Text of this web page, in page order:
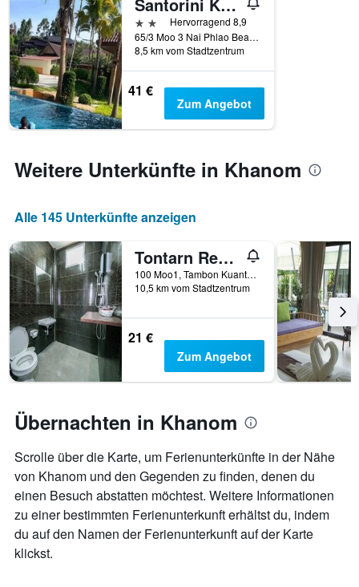
Achse,
die
den
durchschnittlichen
Zimmerpreis
anzeigt.
2 SterneHervorragend 8,9
65/3 Moo 3 Nai Phlao Beach T.Khanom, Khanom, Thailand
8,5 km vom Stadtzentrum
41 €
Zum Angebot
Weitere Unterkünfte in Khanom
Alle 145 Unterkünfte anzeigen
Tontarn Resort & Spa
100 Moo1, Tambon Kuanthong, Khanom, Nakhon Si Thammarat, 80120, Khanom, Thailand
10,5 km vom Stadtzentrum
21 €
Zum Angebot
Übernachten in Khanom
Scrolle über die Karte, um Ferienunterkünfte in der Nähe
von Khanom und den Gegenden zu finden, denen du
einen Besuch abstatten möchtest. Weitere Informationen
zu einer bestimmten Ferienunterkunft erhältst du, indem
du auf den Namen der Ferienunterkunft auf der Karte
klickst.